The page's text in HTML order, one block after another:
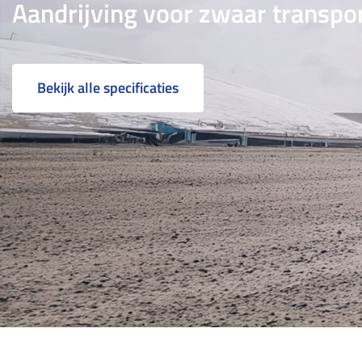
Aandrijving voor zwaar
Bekijk alle specificaties